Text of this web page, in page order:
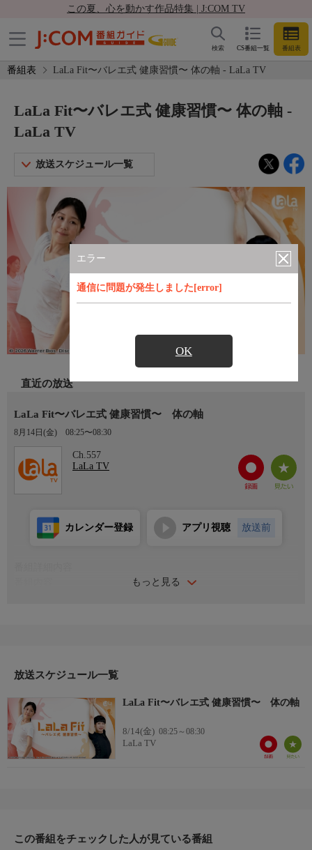
この夏、心を動かす作品特集 | J:COM TV
CS番組一覧 番組表
検索
番組表 LaLa Fit〜バレエ式 健康習慣〜 体の軸 - LaLa TV
エラー
通信に問題が発生しました[error]
OK
LaLa Fit〜バレエ式 健康習慣〜 体の軸 -
LaLa TV
放送スケジュール一覧
直近の放送
LaLa Fit〜バレエ式 健康習慣〜 体の軸
8月14日(金) 08:25〜08:30
Ch.557
LaLa TV
もっと見る
カレンダー登録 アプリ視聴 放送前
反り腰が気になる人にもおすすめ。背骨の間が広がるイメージ
出演者
SAKI
放送スケジュール一覧
LaLa Fit〜バレエ式 健康習慣〜 体の軸
8/14(金) 08:25～08:30
LaLa TV
この番組をチェックした人が見ている番組